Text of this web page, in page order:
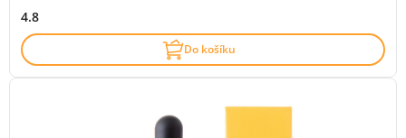
4.8
Do košíku